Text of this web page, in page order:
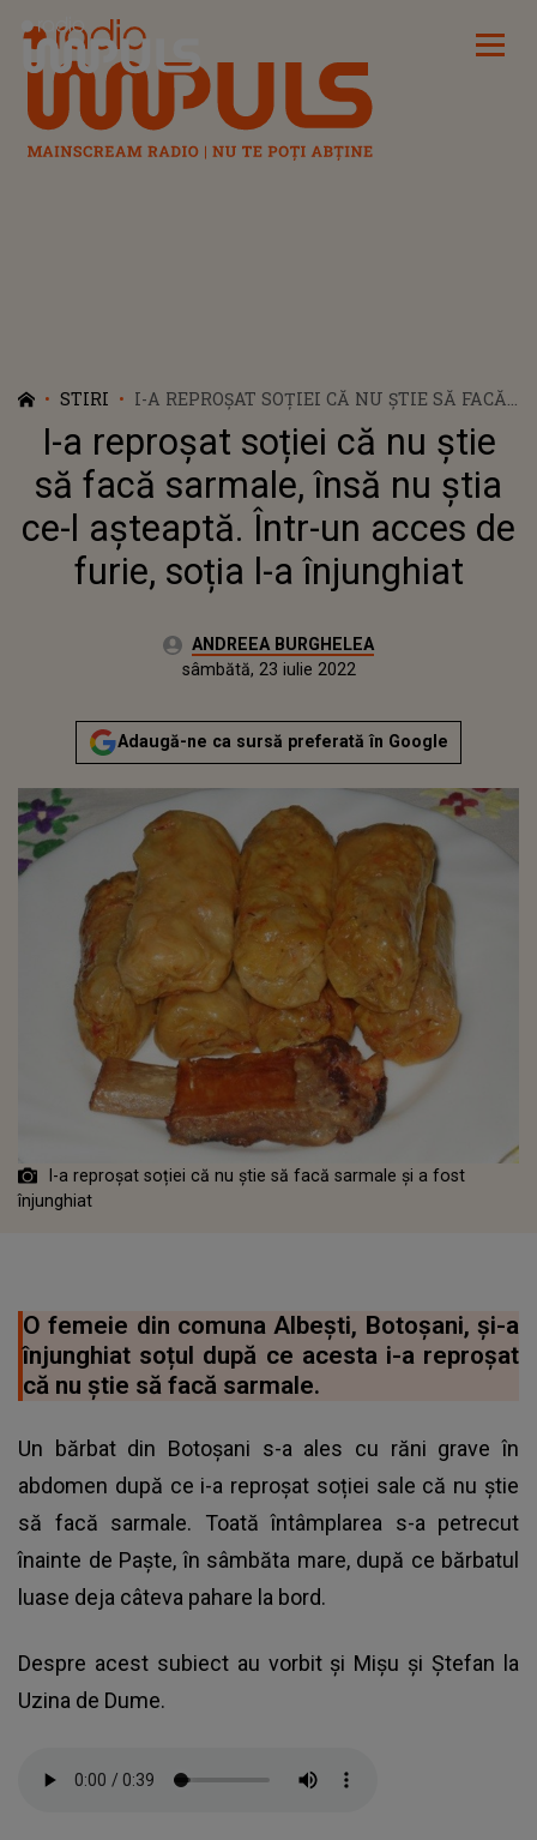
Radio Impuls
STIRI
I-A REPROȘAT SOȚIEI CĂ NU ȘTIE SĂ FACĂ
SARMALE, ÎNSĂ NU ȘTIA CE-L AȘTEAPTĂ.
ÎNTR-UN ACCES DE FURIE, SOȚIA L-A
ÎNJUNGHIAT
I-a reproșat soției că nu știe
să facă sarmale, însă nu știa
ce-l așteaptă. Într-un acces de
furie, soția l-a înjunghiat
Autor:ANDREEA BURGHELEA
Actualizat:
sâmbătă, 23 iulie 2022
Adaugă-ne ca sursă preferată în Google
I-a reproșat soției că nu știe să facă sarmale și a fost
înjunghiat
O femeie din comuna Albești, Botoșani, și-a
înjunghiat soțul după ce acesta i-a reproșat
că nu știe să facă sarmale.
Un bărbat din Botoșani s-a ales cu răni grave în
abdomen după ce i-a reproșat soției sale că nu știe
să facă sarmale. Toată întâmplarea s-a petrecut
înainte de Paște, în sâmbăta mare, după ce bărbatul
luase deja câteva pahare la bord.
Despre acest subiect au vorbit și Mișu și Ștefan la
Uzina de Dume.